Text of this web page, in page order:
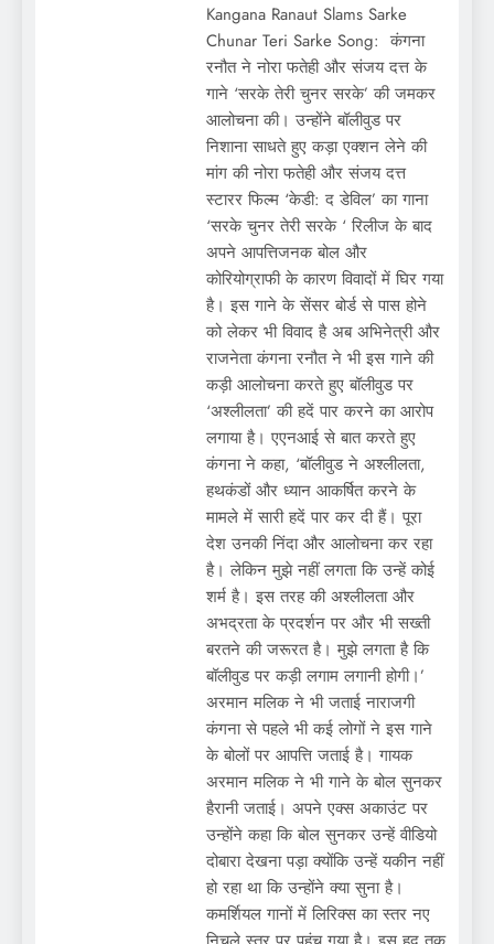
Kangana Ranaut Slams Sarke
Chunar Teri Sarke Song: कंगना
रनौत ने नोरा फतेही और संजय दत्त के
गाने ‘सरके तेरी चुनर सरके’ की जमकर
आलोचना की। उन्होंने बॉलीवुड पर
निशाना साधते हुए कड़ा एक्शन लेने की
मांग की नोरा फतेही और संजय दत्त
स्टारर फिल्म ‘केडी: द डेविल’ का गाना
‘सरके चुनर तेरी सरके ‘ रिलीज के बाद
अपने आपत्तिजनक बोल और
कोरियोग्राफी के कारण विवादों में घिर गया
है। इस गाने के सेंसर बोर्ड से पास होने
को लेकर भी विवाद है अब अभिनेत्री और
राजनेता कंगना रनौत ने भी इस गाने की
कड़ी आलोचना करते हुए बॉलीवुड पर
‘अश्लीलता’ की हदें पार करने का आरोप
लगाया है। एएनआई से बात करते हुए
कंगना ने कहा, ‘बॉलीवुड ने अश्लीलता,
हथकंडों और ध्यान आकर्षित करने के
मामले में सारी हदें पार कर दी हैं। पूरा
देश उनकी निंदा और आलोचना कर रहा
है। लेकिन मुझे नहीं लगता कि उन्हें कोई
शर्म है। इस तरह की अश्लीलता और
अभद्रता के प्रदर्शन पर और भी सख्ती
बरतने की जरूरत है। मुझे लगता है कि
बॉलीवुड पर कड़ी लगाम लगानी होगी।’
अरमान मलिक ने भी जताई नाराजगी
कंगना से पहले भी कई लोगों ने इस गाने
के बोलों पर आपत्ति जताई है। गायक
अरमान मलिक ने भी गाने के बोल सुनकर
हैरानी जताई। अपने एक्स अकाउंट पर
उन्होंने कहा कि बोल सुनकर उन्हें वीडियो
दोबारा देखना पड़ा क्योंकि उन्हें यकीन नहीं
हो रहा था कि उन्होंने क्या सुना है।
कमर्शियल गानों में लिरिक्स का स्तर नए